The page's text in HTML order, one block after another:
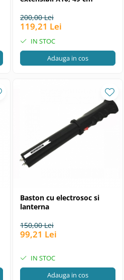
200,00 Lei
119,21 Lei
IN STOC
Adauga in cos
Baston cu electrosoc si
lanterna
150,00 Lei
99,21 Lei
IN STOC
Adauga in cos